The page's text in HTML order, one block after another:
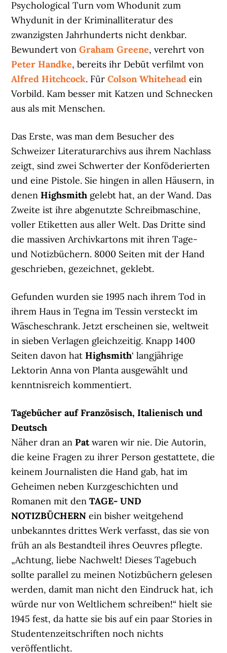
Psychological Turn vom Whodunit zum
Whydunit in der Kriminalliteratur des
zwanzigsten Jahrhunderts nicht denkbar.
Bewundert vonGraham Greene, verehrt von
Peter Handke, bereits ihr Debüt verfilmt von
Alfred Hitchcock. FürColson Whitehead ein
Vorbild. Kam besser mit Katzen und Schnecken
aus als mit Menschen.
Das Erste, was man dem Besucher des
Schweizer Literaturarchivs aus ihrem Nachlass
zeigt, sind zwei Schwerter der Konföderierten
und eine Pistole. Sie hingen in allen Häusern, in
denenHighsmith gelebt hat, an der Wand. Das
Zweite ist ihre abgenutzte Schreibmaschine,
voller Etiketten aus aller Welt. Das Dritte sind
die massiven Archivkartons mit ihren Tage-
und Notizbüchern. 8000 Seiten mit der Hand
geschrieben, gezeichnet, geklebt.
Gefunden wurden sie 1995 nach ihrem Tod in
ihrem Haus in Tegna im Tessin versteckt im
Wäscheschrank. Jetzt erscheinen sie, weltweit
in sieben Verlagen gleichzeitig. Knapp 1400
Seiten davon hatHighsmith‘ langjährige
Lektorin Anna von Planta ausgewählt und
kenntnisreich kommentiert.
Tagebücher auf Französisch, Italienisch und
Deutsch
Näher dran anPatwaren wir nie. Die Autorin,
die keine Fragen zu ihrer Person gestattete, die
keinem Journalisten die Hand gab, hat im
Geheimen neben Kurzgeschichten und
Romanen mit denTAGE- UND
NOTIZBÜCHERN ein bisher weitgehend
unbekanntes drittes Werk verfasst, das sie von
früh an als Bestandteil ihres Oeuvres pflegte.
„Achtung, liebe Nachwelt! Dieses Tagebuch
sollte parallel zu meinen Notizbüchern gelesen
werden, damit man nicht den Eindruck hat, ich
würde nur von Weltlichem schreiben!“ hielt sie
1945 fest, da hatte sie bis auf ein paar Stories in
Studentenzeitschriften noch nichts
veröffentlicht.